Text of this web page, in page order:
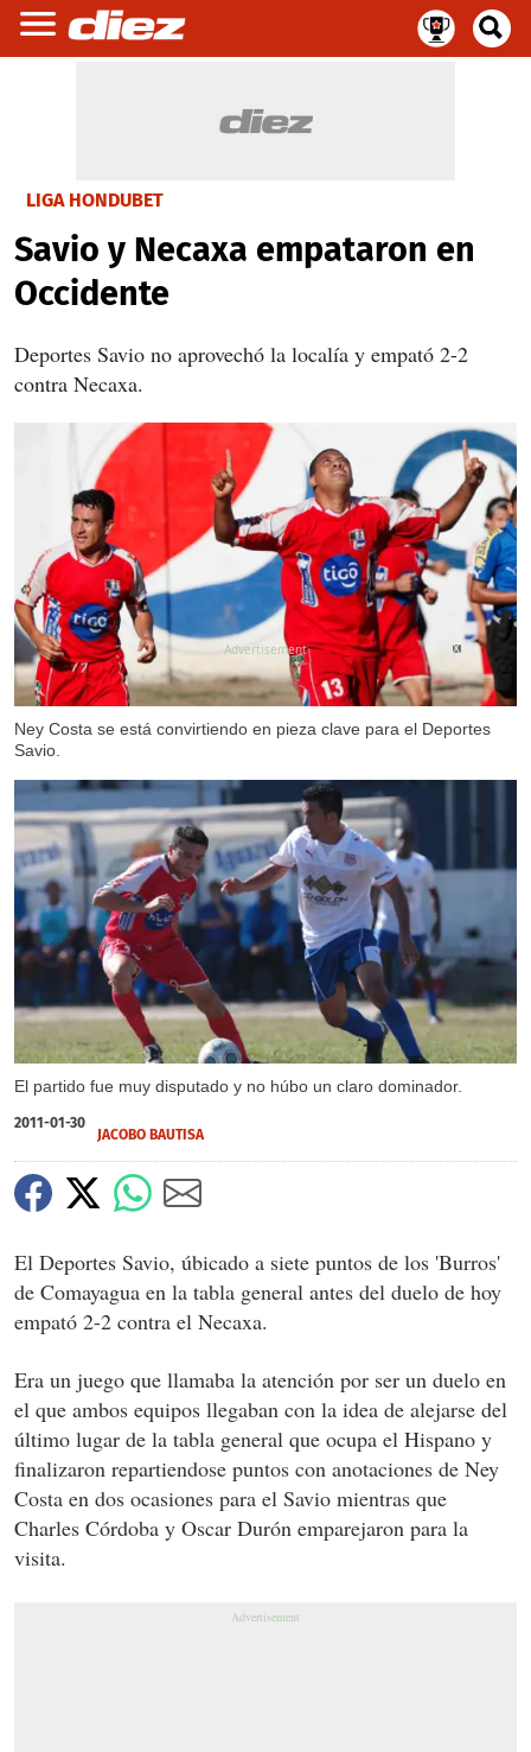
LIGA HONDUBET
Savio y Necaxa empataron en
Occidente
Deportes Savio no aprovechó la localía y empató 2-2
contra Necaxa.
Ney Costa se está convirtiendo en pieza clave para el Deportes
Savio.
El partido fue muy disputado y no húbo un claro dominador.
X
2011-01-30
JACOBO BAUTISA
El Deportes Savio, úbicado a siete puntos de los 'Burros'
de Comayagua en la tabla general antes del duelo de hoy
empató 2-2 contra el Necaxa.
Era un juego que llamaba la atención por ser un duelo en
el que ambos equipos llegaban con la idea de alejarse del
último lugar de la tabla general que ocupa el Hispano y
finalizaron repartiendose puntos con anotaciones de Ney
Costa en dos ocasiones para el Savio mientras que
Charles Córdoba y Oscar Durón emparejaron para la
visita.